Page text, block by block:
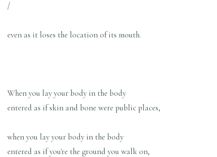
/
even as it loses the location of its mouth.
When you lay your body in the body
entered as if skin and bone were public places,
when you lay your body in the body
entered as if you're the ground you walk on,